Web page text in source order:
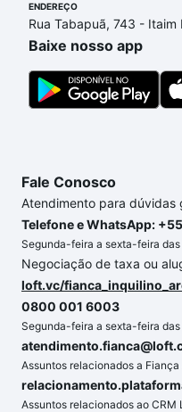
ainda tem alguma
processo de compra,
custa comprar um
gente para comprar o
segurança e conforto.
ENDEREÇO
Rua Tabapuã, 743 -
Baixe nosso app
Fale Conosco
Atendimento para dúvidas
Telefone e WhatsApp:
Segunda-feira a sexta-feira
Negociação de taxa ou
loft.vc/
0800 001 6003
Segunda-feira a sexta-feira
Assuntos relacionados a Fiança
Assuntos relacionados ao CRM